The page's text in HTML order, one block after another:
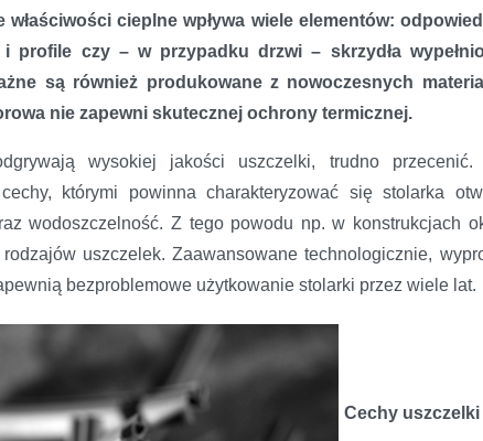
właściwości cieplne wpływa wiele elementów:
i profile czy – w przypadku drzwi – skrzydła
są również produkowane z nowoczesnych
nie zapewni skutecznej ochrony termicznej.
wysokiej jakości uszczelki, trudno
którymi powinna charakteryzować się stolarka
wodoszczelność. Z tego powodu np. w konstrukcjach
uszczelek. Zaawansowane technologicznie,
bezproblemowe użytkowanie stolarki przez wiele lat.
Cechy uszczelki